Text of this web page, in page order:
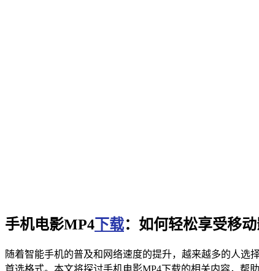
手机电影MP4下载：如何轻松享受移
随着智能手机的普及和网络速度的提升，越来越多的人选
首选格式。本文将探讨手机电影MP4下载的相关内容，帮